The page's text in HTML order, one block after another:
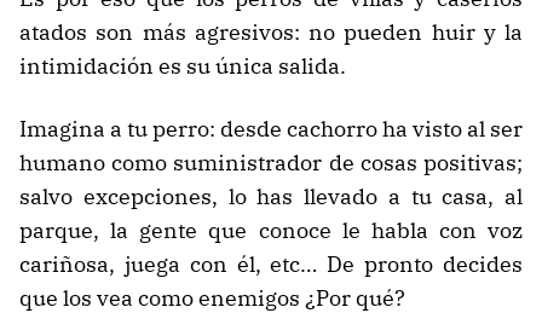
atados son más agresivos: no pueden huir y la
intimidación es su única salida.
Imagina a tu perro: desde cachorro ha visto al ser
humano como suministrador de cosas positivas;
salvo excepciones, lo has llevado a tu casa, al
parque, la gente que conoce le habla con voz
cariñosa, juega con él, etc… De pronto decides
que los vea como enemigos ¿Por qué?